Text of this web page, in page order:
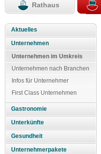
Rathaus
Aktuelles
Unternehmen
Unternehmen im Umkreis
Unternehmen nach Branchen
Infos für Unternehmer
First Class Unternehmen
Gastronomie
Unterkünfte
Gesundheit
Unternehmerpakete